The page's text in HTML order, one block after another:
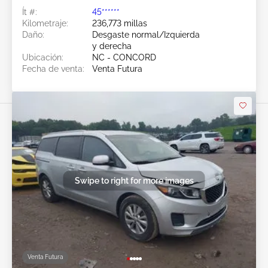
Ít #:
45******
Kilometraje:
236,773 millas
Daño:
Desgaste normal/Izquierda
y derecha
Ubicación:
NC - CONCORD
Fecha de venta:
Venta Futura
Venta Futura
Swipe to right for more images